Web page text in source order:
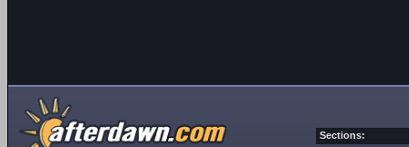
Sections: